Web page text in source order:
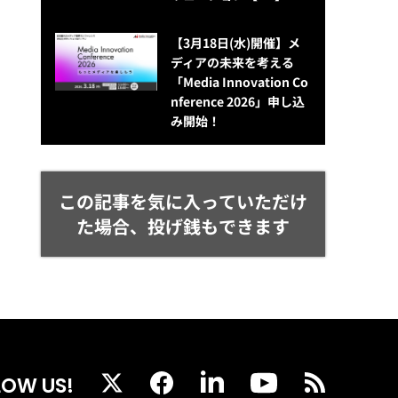
【3月18日(水)開催】メ
ディアの未来を考える
「Media Innovation Co
nference 2026」申し込
み開始！
この記事を気に入っていただけ
た場合、投げ銭もできます
US!